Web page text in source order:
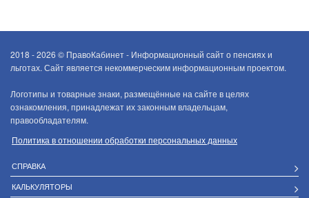
2018 - 2026 © ПравоКабинет - Информационный сайт о пенсиях и
льготах. Сайт является некоммерческим информационным проектом.
Логотипы и товарные знаки, размещённые на сайте в целях
ознакомления, принадлежат их законным владельцам,
правообладателям.
Политика в отношении обработки персональных данных
СПРАВКА
КАЛЬКУЛЯТОРЫ